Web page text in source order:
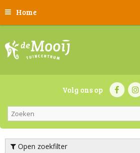
Home
Volg ons op
Open zoekfilter